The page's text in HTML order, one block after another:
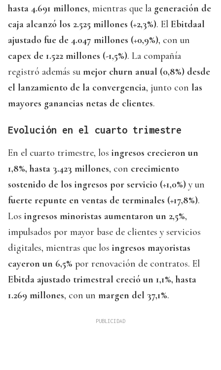
hasta 4.691 millones, mientras que la generación de
caja alcanzó los 2.525 millones (+2,3%). El Ebitdaal
ajustado fue de 4.047 millones (+0,9%), con un
capex de 1.522 millones (-1,5%). La compañía
registró además su mejor churn anual (0,8%) desde
el lanzamiento de la convergencia, junto con las
mayores ganancias netas de clientes.
Evolución en el cuarto trimestre
En el cuarto trimestre, los ingresos crecieron un
1,8%, hasta 3.423 millones, con crecimiento
sostenido de los ingresos por servicio (+1,0%) y un
fuerte repunte en ventas de terminales (+17,8%).
Los ingresos minoristas aumentaron un 2,5%,
impulsados por mayor base de clientes y servicios
digitales, mientras que los ingresos mayoristas
cayeron un 6,5% por renovación de contratos. El
Ebitda ajustado trimestral creció un 1,1%, hasta
1.269 millones, con un margen del 37,1%.